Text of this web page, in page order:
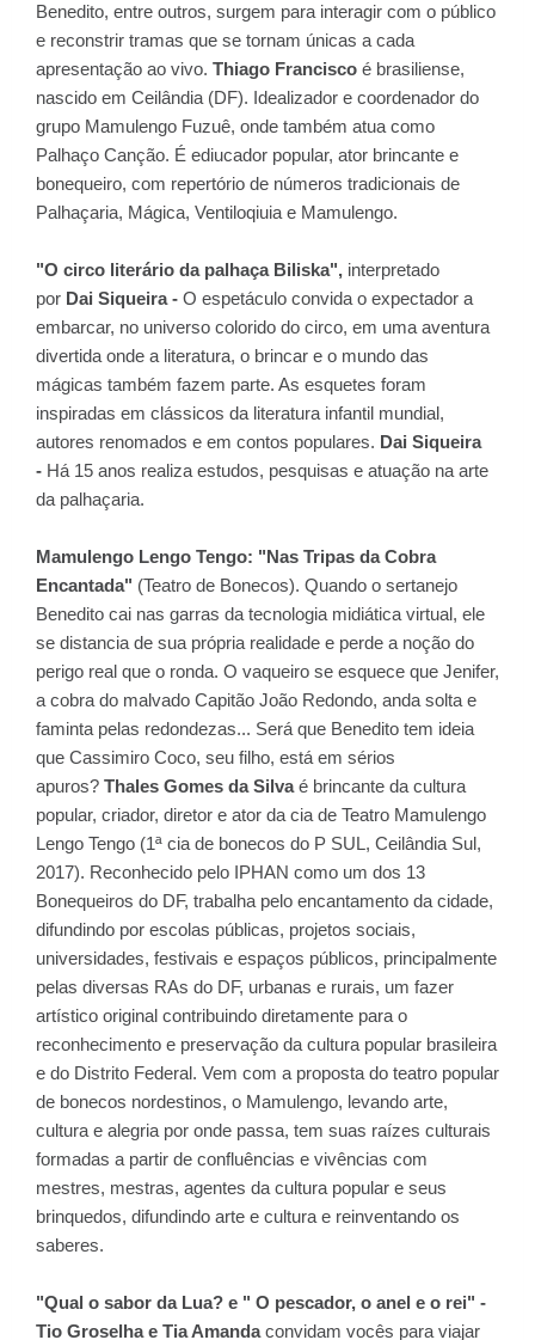
Benedito, entre outros, surgem para interagir com o público
e reconstrir tramas que se tornam únicas a cada
apresentação ao vivo. Thiago Francisco é brasiliense,
nascido em Ceilândia (DF). Idealizador e coordenador do
grupo Mamulengo Fuzuê, onde também atua como
Palhaço Canção. É ediucador popular, ator brincante e
bonequeiro, com repertório de números tradicionais de
Palhaçaria, Mágica, Ventiloqiuia e Mamulengo.
"O circo literário da palhaça Biliska", interpretado
por Dai Siqueira - O espetáculo convida o expectador a
embarcar, no universo colorido do circo, em uma aventura
divertida onde a literatura, o brincar e o mundo das
mágicas também fazem parte. As esquetes foram
inspiradas em clássicos da literatura infantil mundial,
autores renomados e em contos populares. Dai Siqueira
- Há 15 anos realiza estudos, pesquisas e atuação na arte
da palhaçaria.
Mamulengo Lengo Tengo: "Nas Tripas da Cobra
Encantada" (Teatro de Bonecos). Quando o sertanejo
Benedito cai nas garras da tecnologia midiática virtual, ele
se distancia de sua própria realidade e perde a noção do
perigo real que o ronda. O vaqueiro se esquece que Jenifer,
a cobra do malvado Capitão João Redondo, anda solta e
faminta pelas redondezas... Será que Benedito tem ideia
que Cassimiro Coco, seu filho, está em sérios
apuros? Thales Gomes da Silvaé brincante da cultura
popular, criador, diretor e ator da cia de Teatro Mamulengo
Lengo Tengo (1ª cia de bonecos do P SUL, Ceilândia Sul,
2017). Reconhecido pelo IPHAN como um dos 13
Bonequeiros do DF, trabalha pelo encantamento da cidade,
difundindo por escolas públicas, projetos sociais,
universidades, festivais e espaços públicos, principalmente
pelas diversas RAs do DF, urbanas e rurais, um fazer
artístico original contribuindo diretamente para o
reconhecimento e preservação da cultura popular brasileira
e do Distrito Federal. Vem com a proposta do teatro popular
de bonecos nordestinos, o Mamulengo, levando arte,
cultura e alegria por onde passa, tem suas raízes culturais
formadas a partir de confluências e vivências com
mestres, mestras, agentes da cultura popular e seus
brinquedos, difundindo arte e cultura e reinventando os
saberes.
"Qual o sabor da Lua? e " O pescador, o anel e o rei" -
Tio Groselha e Tia Amandaconvidam vocês para viajar